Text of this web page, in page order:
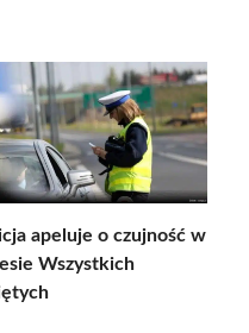
apeluje o czujność w
Wszystkich